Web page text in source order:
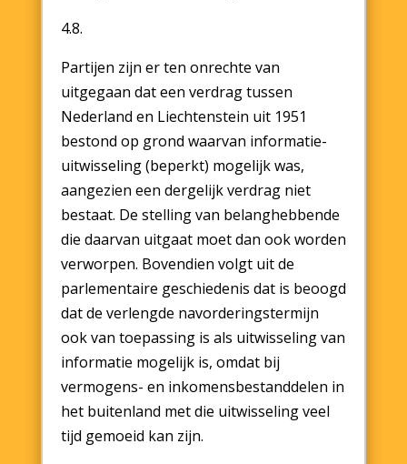
4.8.
Partijen zijn er ten onrechte van
uitgegaan dat een verdrag tussen
Nederland en Liechtenstein uit 1951
bestond op grond waarvan informatie-
uitwisseling (beperkt) mogelijk was,
aangezien een dergelijk verdrag niet
bestaat. De stelling van belanghebbende
die daarvan uitgaat moet dan ook worden
verworpen. Bovendien volgt uit de
parlementaire geschiedenis dat is beoogd
dat de verlengde navorderingstermijn
ook van toepassing is als uitwisseling van
informatie mogelijk is, omdat bij
vermogens- en inkomensbestanddelen in
het buitenland met die uitwisseling veel
tijd gemoeid kan zijn.